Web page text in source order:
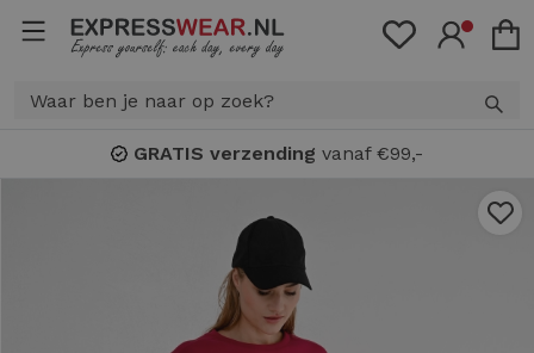
GRATIS verzending vanaf €99,-